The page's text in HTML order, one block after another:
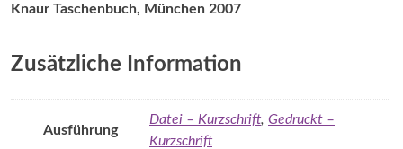
Knaur Taschenbuch, München 2007
Zusätzliche Information
Ausführung
Datei – Kurzschrift, Gedruckt –
Kurzschrift